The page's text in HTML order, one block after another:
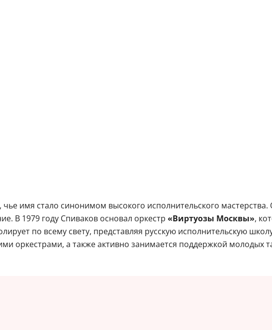
имя стало синонимом высокого исполнительского
В 1979 году Спиваков основал оркестр «Виртуозы Москвы»,
по всему свету, представляя русскую исполнительскую
оркестрами, а также активно занимается поддержкой молодых